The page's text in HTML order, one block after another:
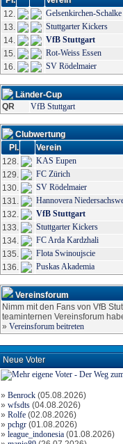
12.
Gelsenkirchen-
13.
Stuttgarter Kickers
14.
VfB Stuttgart
15.
Rot-Weiss Essen
16.
SV Rödelmaier
Länder-Cup
QR
VfB Stuttgart
Clubwertung
Pl.
Verein
128.
KAS Eupen
129.
FC Zürich
130.
SV Rödelmaier
131.
Hannovera
132.
VfB Stuttgart
133.
Stuttgarter Kickers
134.
FC Arda Kardzhali
135.
Flota Swinoujscie
136.
Puskas Akademia
Vereinsforum
Nimm mit den Fans von VfB
teaminternen Vereinsforum
» Vereinsforum beitreten
Neue Voter
» Benrock (05.08.2026)
» wfsdts (04.08.2026)
» Rolfe (02.08.2026)
» pchgr (01.08.2026)
» league_indonesia (01.08.2026)